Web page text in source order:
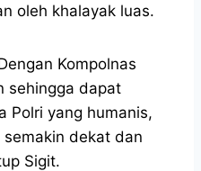
oleh khalayak luas.
Kompolnas
sehingga dapat
Polri yang humanis,
dekat dan
Sigit.